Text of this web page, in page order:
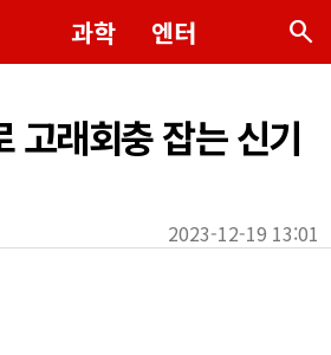
과학 엔터 search
고래회충 잡는 신기
2023-12-19 13:01